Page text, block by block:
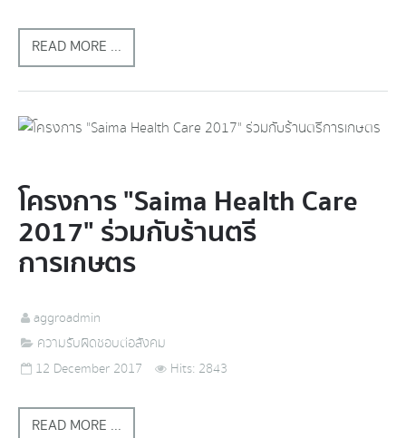
READ MORE ...
โครงการ "Saima Health Care
2017" ร่วมกับร้านตรี
การเกษตร
aggroadmin
ความรับผิดชอบต่อสังคม
12 December 2017
Hits: 2843
READ MORE ...